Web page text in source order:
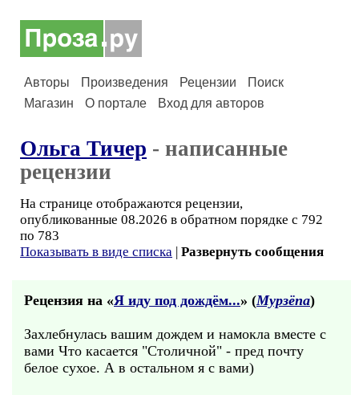
Авторы Произведения Рецензии
Поиск
Магазин
О портале Вход для авторов
Ольга Тичер - написанные
рецензии
На странице отображаются рецензии,
опубликованные 08.2026 в обратном порядке с 792
по 783
Показывать в виде списка | Развернуть сообщения
Рецензия на «Я иду под дождём...» (Мурзёпа)
Захлебнулась вашим дождем и намокла вместе с
вами Что касается "Столичной" - пред почту
белое сухое. А в остальном я с вами)